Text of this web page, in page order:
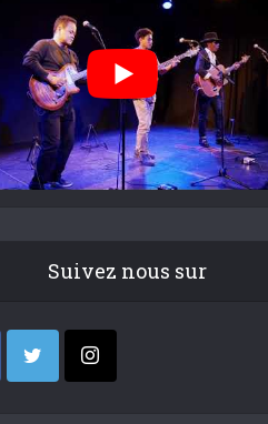
Suivez nous sur